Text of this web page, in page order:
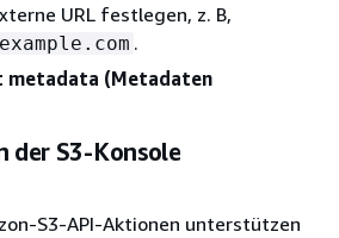
URL festlegen, z. B,
.
metadata (Metadaten
der S3-Konsole
S3-API-Aktionen unterstützen